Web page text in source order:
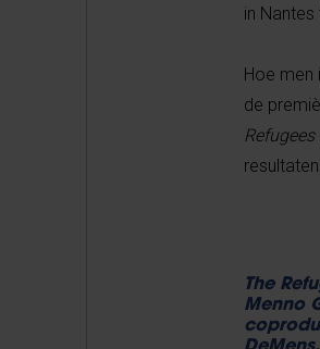
in Nantes
Hoe men
de
Refugees
The
Menno